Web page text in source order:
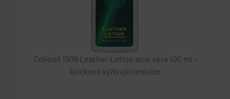
Collonil 1909 Leather Lotion aloe vera 100 ml -
špičková vyživující emulze